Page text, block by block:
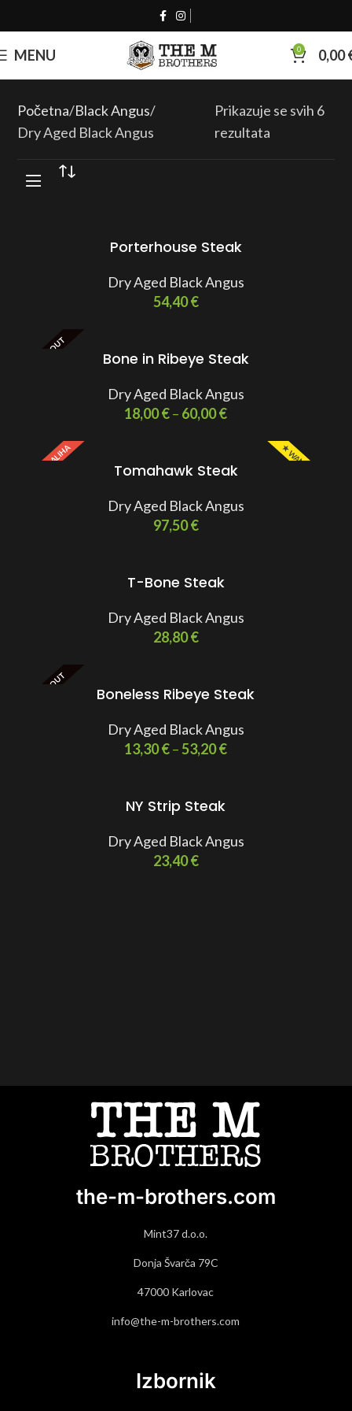
MENU 0 0,00
Početna Black Angus
Dry Aged Black Angus
Prikazuje se svih 6
rezultata
Porterhouse Steak
Dry Aged Black Angus
54,40€
SOLD OUT Bone in Ribeye Steak
Dry Aged Black Angus
18,00€– 60,00€
MALA ZALIHA ★ WANTED ★
Tomahawk Steak
Dry Aged Black Angus
97,50€
T-Bone Steak
Dry Aged Black Angus
28,80€
SOLD OUT Boneless Ribeye Steak
Dry Aged Black Angus
13,30€– 53,20€
NY Strip Steak
Dry Aged Black Angus
23,40€
the-m-brothers.com
Mint37 d.o.o.
Donja Švarča 79C
47000 Karlovac
info@the-m-brothers.com
Izbornik